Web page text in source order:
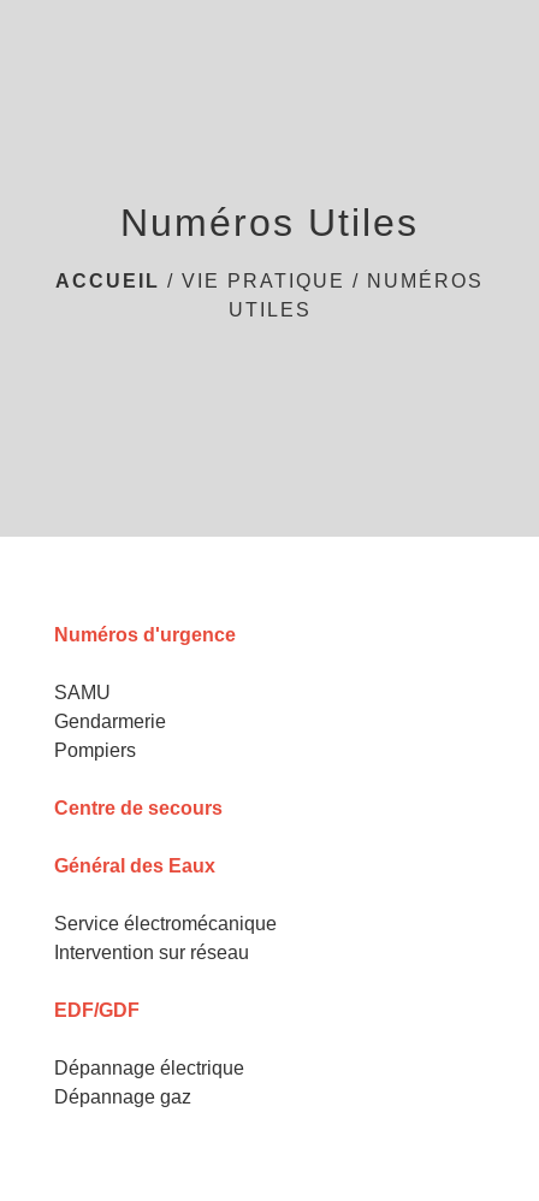
Numéros Utiles
ACCUEIL / VIE PRATIQUE / NUMÉROS
UTILES
Numéros d'urgence
SAMU
Gendarmerie
Pompiers
Centre de secours
Général des Eaux
Service électromécanique
Intervention sur réseau
EDF/GDF
Dépannage électrique
Dépannage gaz